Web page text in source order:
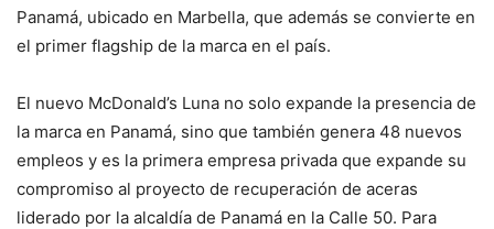
Panamá, ubicado en Marbella, que además se convierte en
el primer flagship de la marca en el país.
El nuevo McDonald’s Luna no solo expande la presencia de
la marca en Panamá, sino que también genera 48 nuevos
empleos y es la primera empresa privada que expande su
compromiso al proyecto de recuperación de aceras
liderado por la alcaldía de Panamá en la Calle 50. Para